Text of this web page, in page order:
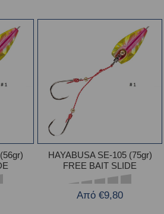
HAYABUSA SE-105 (75gr)
FREE BAIT SLIDE
Από €9,80